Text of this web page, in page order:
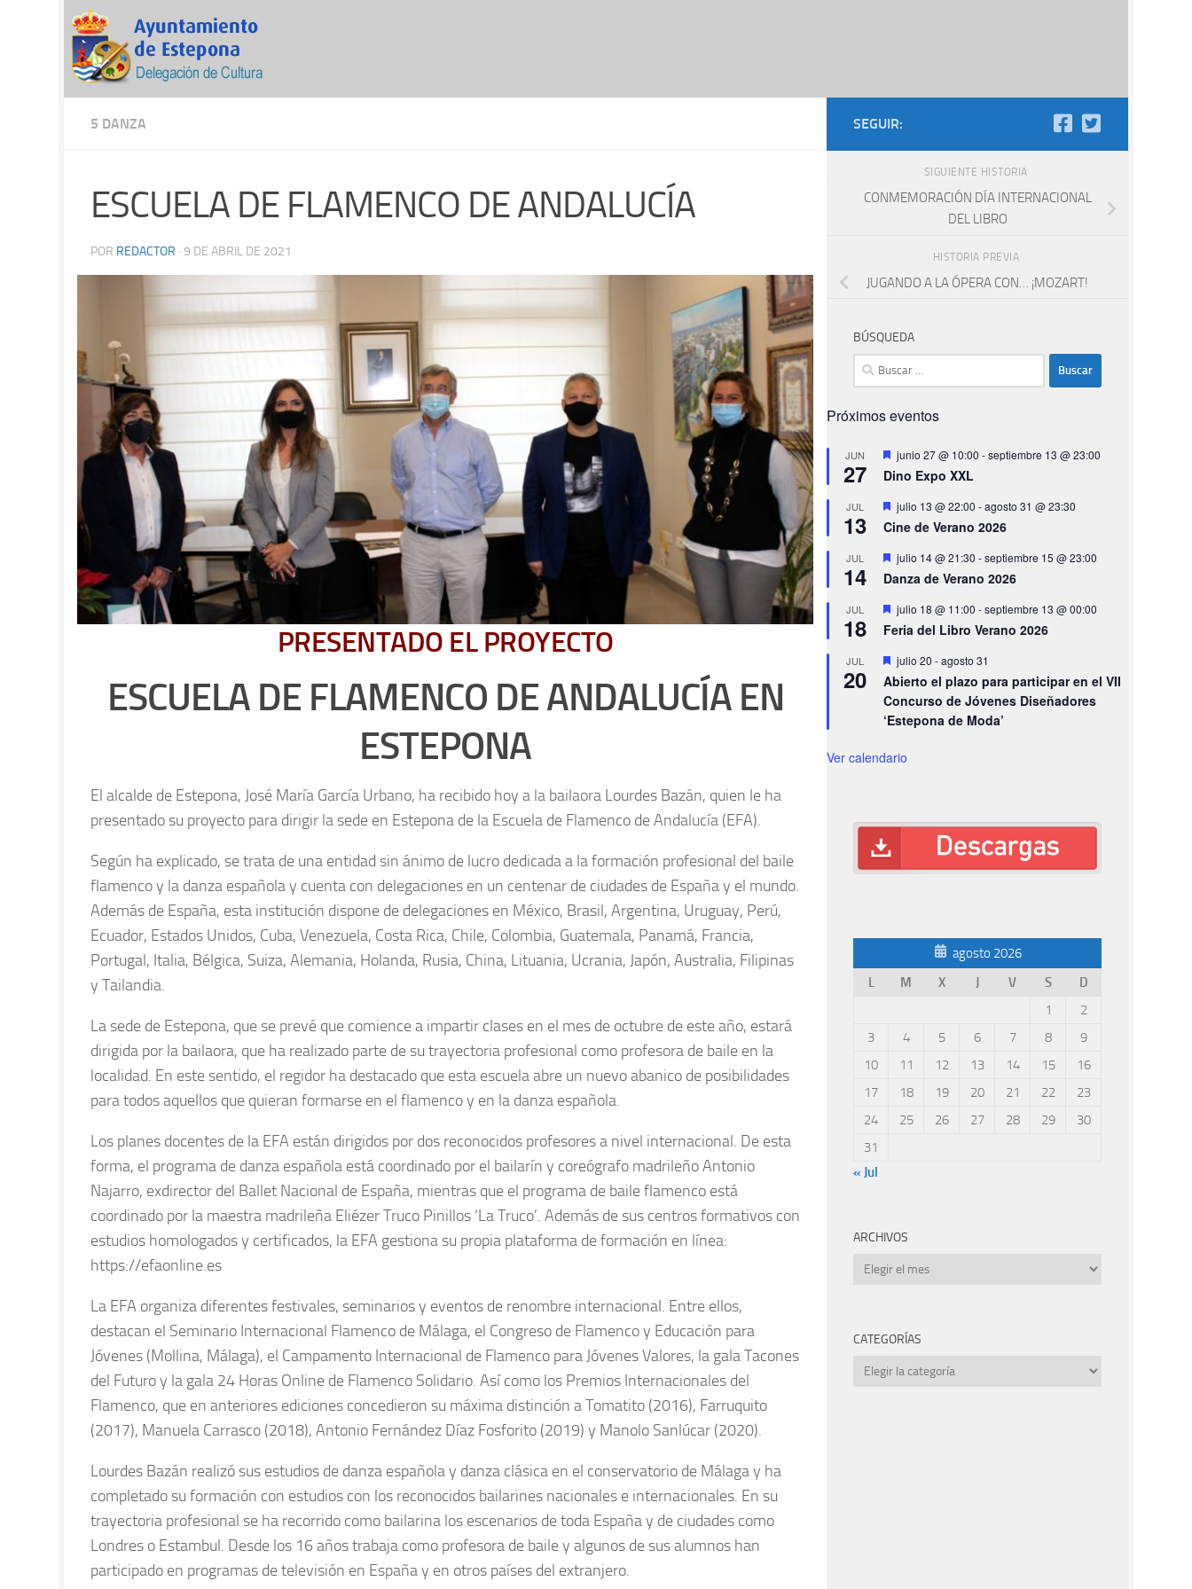
5 DANZA
ESCUELA DE FLAMENCO DE ANDALUCÍA
POR REDACTOR · 9 DE ABRIL DE 2021
PRESENTADO EL PROYECTO
ESCUELA DE FLAMENCO DE ANDALUCÍA EN
ESTEPONA
El alcalde de Estepona, José María García Urbano, ha recibido hoy a la bailaora Lourdes Bazán, quien le ha
presentado su proyecto para dirigir la sede en Estepona de la Escuela de Flamenco de Andalucía (EFA).
Según ha explicado, se trata de una entidad sin ánimo de lucro dedicada a la formación profesional del baile
flamenco y la danza española y cuenta con delegaciones en un centenar de ciudades de España y el mundo.
Además de España, esta institución dispone de delegaciones en México, Brasil, Argentina, Uruguay, Perú,
Ecuador, Estados Unidos, Cuba, Venezuela, Costa Rica, Chile, Colombia, Guatemala, Panamá, Francia,
Portugal, Italia, Bélgica, Suiza, Alemania, Holanda, Rusia, China, Lituania, Ucrania, Japón, Australia, Filipinas
y Tailandia.
La sede de Estepona, que se prevé que comience a impartir clases en el mes de octubre de este año, estará
dirigida por la bailaora, que ha realizado parte de su trayectoria profesional como profesora de baile en la
localidad. En este sentido, el regidor ha destacado que esta escuela abre un nuevo abanico de posibilidades
para todos aquellos que quieran formarse en el flamenco y en la danza española.
Los planes docentes de la EFA están dirigidos por dos reconocidos profesores a nivel internacional. De esta
forma, el programa de danza española está coordinado por el bailarín y coreógrafo madrileño Antonio
Najarro, exdirector del Ballet Nacional de España, mientras que el programa de baile flamenco está
coordinado por la maestra madrileña Eliézer Truco Pinillos ‘La Truco’. Además de sus centros formativos con
estudios homologados y certificados, la EFA gestiona su propia plataforma de formación en línea:
https://efaonline.es
La EFA organiza diferentes festivales, seminarios y eventos de renombre internacional. Entre ellos,
destacan el Seminario Internacional Flamenco de Málaga, el Congreso de Flamenco y Educación para
Jóvenes (Mollina, Málaga), el Campamento Internacional de Flamenco para Jóvenes Valores, la gala Tacones
del Futuro y la gala 24 Horas Online de Flamenco Solidario. Así como los Premios Internacionales del
Flamenco, que en anteriores ediciones concedieron su máxima distinción a Tomatito (2016), Farruquito
(2017), Manuela Carrasco (2018), Antonio Fernández Díaz Fosforito (2019) y Manolo Sanlúcar (2020).
Lourdes Bazán realizó sus estudios de danza española y danza clásica en el conservatorio de Málaga y ha
completado su formación con estudios con los reconocidos bailarines nacionales e internacionales. En su
trayectoria profesional se ha recorrido como bailarina los escenarios de toda España y de ciudades como
Londres o Estambul. Desde los 16 años trabaja como profesora de baile y algunos de sus alumnos han
participado en programas de televisión en España y en otros países del extranjero.
SEGUIR:
SIGUIENTE HISTORIA
CONMEMORACIÓN DÍA INTERNACIONAL
DEL LIBRO
HISTORIA PREVIA
JUGANDO A LA ÓPERA CON… ¡MOZART!
BÚSQUEDA
Buscar:
Próximos eventos
JUN
27
Destacado
junio 27 @ 10:00 -septiembre 13 @ 23:00
Dino Expo XXL
JUL
13
Destacado
julio 13 @ 22:00 -agosto 31 @ 23:30
Cine de Verano 2026
JUL
14
Destacado
julio 14 @ 21:30 -septiembre 15 @ 23:00
Danza de Verano 2026
JUL
18
Destacado
julio 18 @ 11:00 -septiembre 13 @ 00:00
Feria del Libro Verano 2026
JUL
20
Destacado
julio 20 -agosto 31
Abierto el plazo para participar en el VII
Concurso de Jóvenes Diseñadores
‘Estepona de Moda’
Ver calendario
agosto 2026
L
M X J V S
D
1
2
3
4 5 6 7 8
9
10
11 12 13 14 15
16
17
18 19 20 21 22
23
24
25 26 27 28 29
30
31
« Jul
ARCHIVOS
Archivos
CATEGORÍAS
Categorías